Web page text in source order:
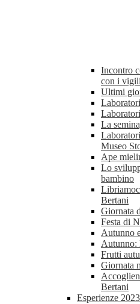
Incontro
con i
Ultimi
La
Museo
Ape
Lo
bambino
Bertani
Giornata
Festa di
Autunno
Autunno:
Frutti
Giornata
Bertani
Esperienze